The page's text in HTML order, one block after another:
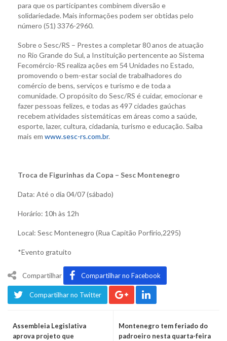
para que os participantes combinem diversão e
solidariedade. Mais informações podem ser obtidas pelo
número (51) 3376-2960.
Sobre o Sesc/RS – Prestes a completar 80 anos de atuação
no Rio Grande do Sul, a Instituição pertencente ao Sistema
Fecomércio-RS realiza ações em 54 Unidades no Estado,
promovendo o bem-estar social de trabalhadores do
comércio de bens, serviços e turismo e de toda a
comunidade. O propósito do Sesc/RS é cuidar, emocionar e
fazer pessoas felizes, e todas as 497 cidades gaúchas
recebem atividades sistemáticas em áreas como a saúde,
esporte, lazer, cultura, cidadania, turismo e educação. Saiba
mais em www.sesc-rs.com.br.
Troca de Figurinhas da Copa – Sesc Montenegro
Data: Até o dia 04/07 (sábado)
Horário: 10h às 12h
Local: Sesc Montenegro (Rua Capitão Porfírio,2295)
*Evento gratuito
Compartilhar Compartilhar no Facebook
Compartilhar no Twitter
Assembleia Legislativa
aprova projeto que
Montenegro tem feriado do
padroeiro nesta quarta-feira